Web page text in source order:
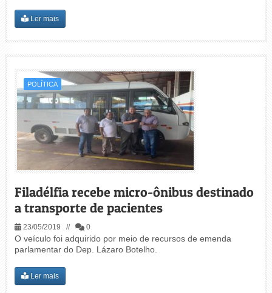
Ler mais
POLÍTICA
Filadélfia recebe micro-ônibus destinado
a transporte de pacientes
23/05/2019 // 0
O veículo foi adquirido por meio de recursos de emenda
parlamentar do Dep. Lázaro Botelho.
Ler mais